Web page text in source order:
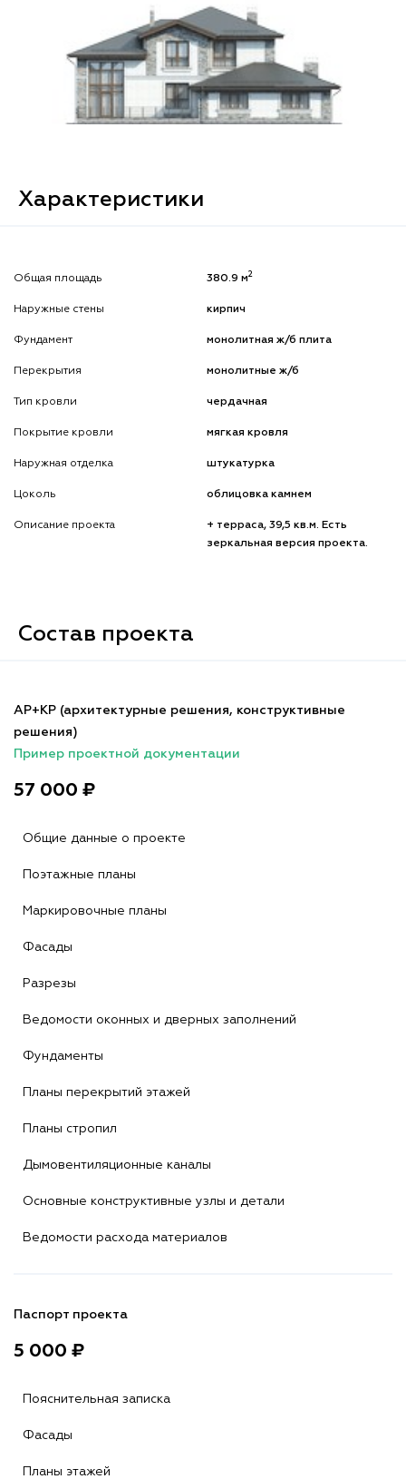
Характеристики
Общая площадь 380.9 м2
Наружные стены кирпич
Фундамент монолитная ж/б плита
Перекрытия монолитные ж/б
Тип кровли чердачная
Покрытие кровли мягкая кровля
Наружная отделка штукатурка
Цоколь облицовка камнем
Описание проекта
+ терраса, 39,5 кв.м. Есть
зеркальная версия проекта.
Состав проекта
АР+КР (архитектурные решения, конструктивные
решения)
Пример проектной документации
57 000 ₽
Общие данные о проекте
Поэтажные планы
Маркировочные планы
Фасады
Разрезы
Ведомости оконных и дверных заполнений
Фундаменты
Планы перекрытий этажей
Планы стропил
Дымовентиляционные каналы
Основные конструктивные узлы и детали
Ведомости расхода материалов
Паспорт проекта
5 000 ₽
Пояснительная записка
Фасады
Планы этажей